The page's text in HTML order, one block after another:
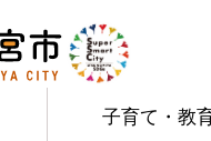
子育て・教